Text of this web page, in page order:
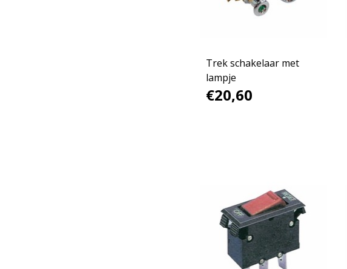
Trek schakelaar met
lampje
€20,60